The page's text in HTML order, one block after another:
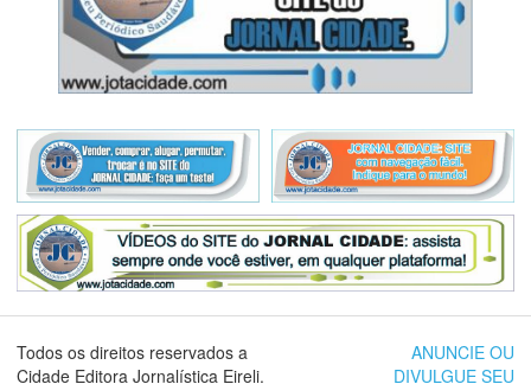
Todos os direitos reservados a
Cidade Editora Jornalística Eireli.
ANUNCIE OU
DIVULGUE SEU